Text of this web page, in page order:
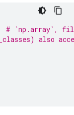
# `np.array`,
also